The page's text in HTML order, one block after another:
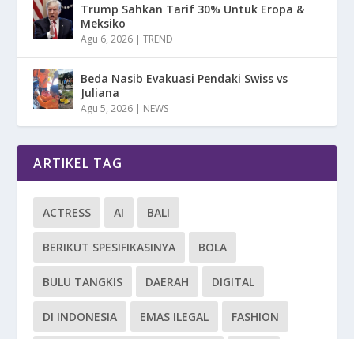
Trump Sahkan Tarif 30% Untuk Eropa &
Meksiko
Agu 6, 2026 |TREND
Beda Nasib Evakuasi Pendaki Swiss vs
Juliana
Agu 5, 2026 | NEWS
ARTIKEL TAG
ACTRESS AI BALI
BERIKUT SPESIFIKASINYA BOLA
BULU TANGKIS DAERAH DIGITAL
DI INDONESIA EMAS ILEGAL FASHION